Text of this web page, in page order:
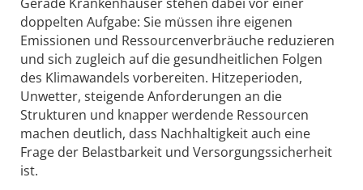
Gerade Krankenhäuser stehen dabei vor einer
doppelten Aufgabe: Sie müssen ihre eigenen
Emissionen und Ressourcenverbräuche reduzieren
und sich zugleich auf die gesundheitlichen Folgen
des Klimawandels vorbereiten. Hitzeperioden,
Unwetter, steigende Anforderungen an die
Strukturen und knapper werdende Ressourcen
machen deutlich, dass Nachhaltigkeit auch eine
Frage der Belastbarkeit und Versorgungssicherheit
ist.